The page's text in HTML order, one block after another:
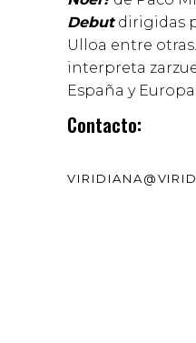
Debutdirigidas
Ulloa entre
interpreta
España y Europa.
Contacto: